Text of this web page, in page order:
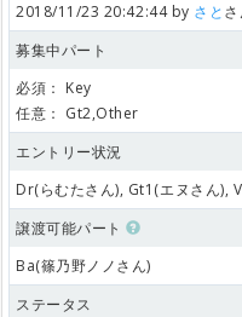
2018/11/23 20:42:44 by さと
募集中パート
必須： Key
任意： Gt2,Other
エントリー状況
Dr(らむたさん), Gt1(エヌさん),
譲渡可能パート
Ba(篠乃野ノノさん)
ステータス